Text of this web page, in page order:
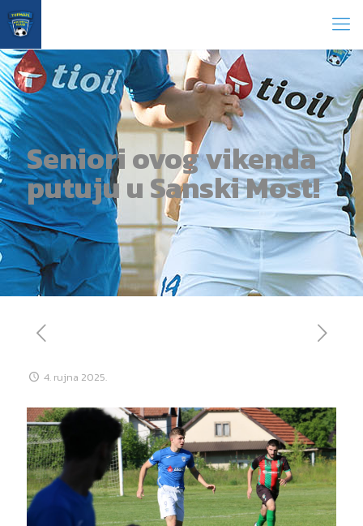
Seniori ovog vikenda
putuju u Sanski Most!
4. rujna 2025.